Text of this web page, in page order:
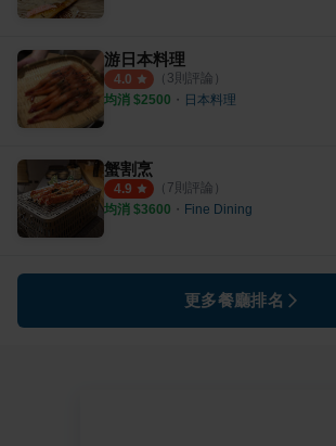
游日本料理
4.0 （ 3則評論）
均消 $2500 ・ 日本料理
蟹割烹
4.9 （ 7則評論）
均消 $3600 ・ Fine Dining
更多餐廳排名